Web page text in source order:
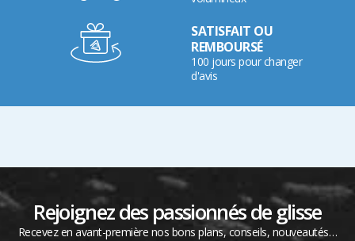
SATISFAIT OU
REMBOURSÉ
100 jours pour changer
d'avis
Rejoignez des passionnés de glisse
Recevez en avant-première nos bons plans, conseils, nouveautés…